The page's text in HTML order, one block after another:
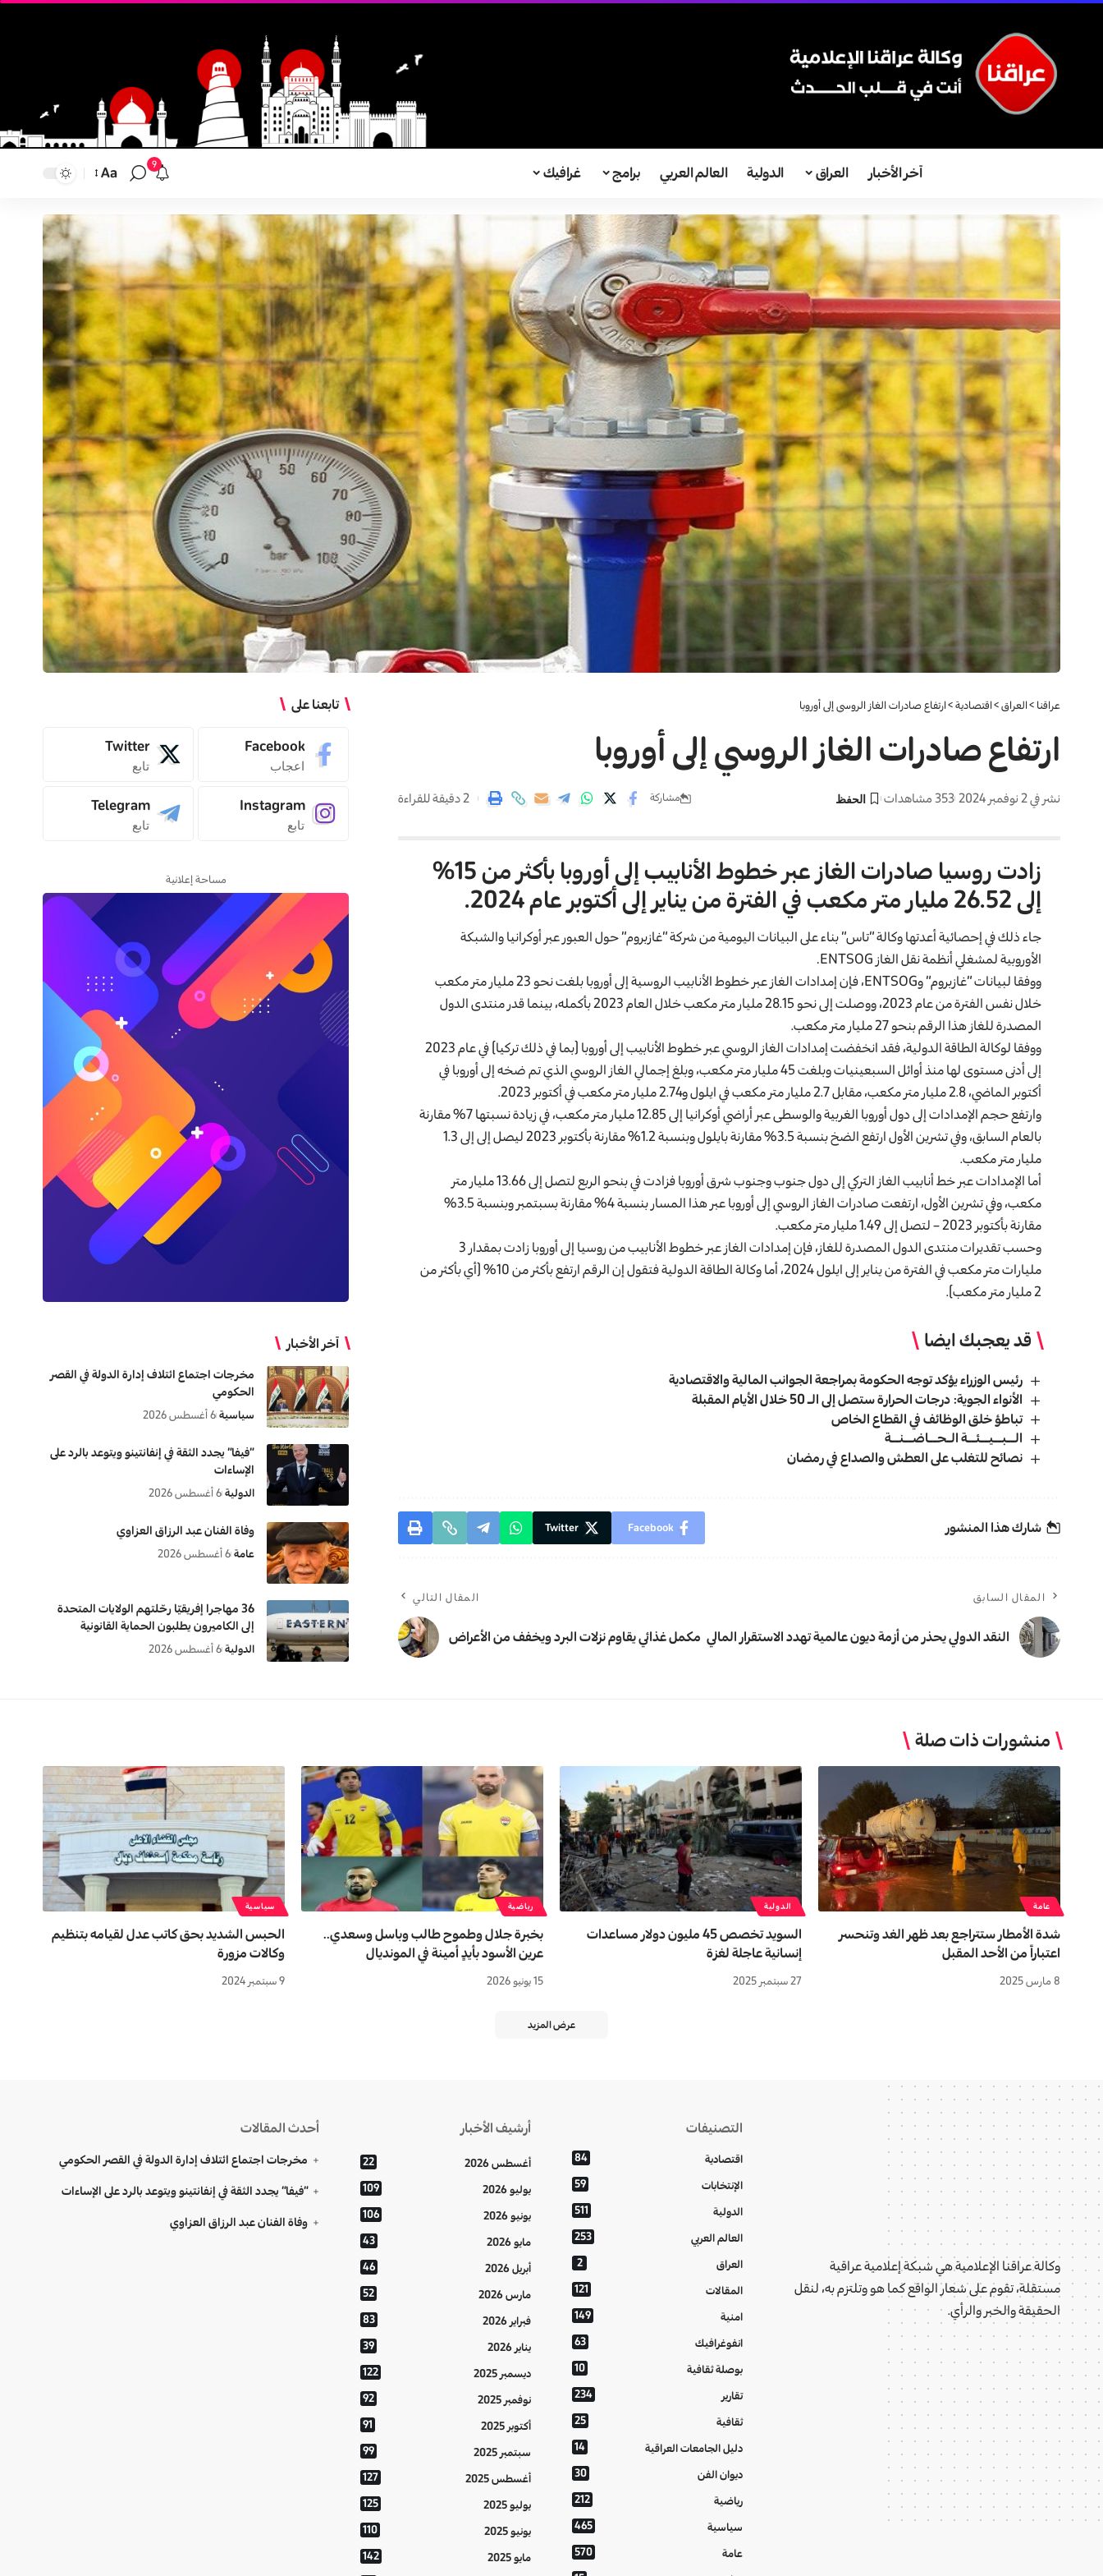
آخر الأخبار العراق الدولية العالم العربي برامج غرافيك 9
تغيير
Aa
عراقنا >العراق>اقتصادية>ارتفاع صادرات الغاز الروسي إلى أوروبا
ارتفاع صادرات الغاز الروسي إلى أوروبا
نشر في 2 نوفمبر 2024 353 مشاهدات مشاركة 2 دقيقة للقراءة
زادت روسيا صادرات الغاز عبر خطوط الأنابيب إلى أوروبا بأكثر من 15%
إلى 26.52 مليار متر مكعب في الفترة من يناير إلى أكتوبر عام 2024.
جاء ذلك في إحصائية أعدتها وكالة “تاس” بناء على البيانات اليومية من شركة “غازبروم” حول العبور عبر أوكرانيا والشبكة
الأوروبية لمشغلي أنظمة نقل الغاز ENTSOG.
ووفقا لبيانات “غازبروم” وENTSOG، فإن إمدادات الغاز عبر خطوط الأنابيب الروسية إلى أوروبا بلغت نحو 23 مليار متر مكعب
خلال نفس الفترة من عام 2023، ووصلت إلى نحو 28.15 مليار متر مكعب خلال العام 2023 بأكمله، بينما قدر منتدى الدول
المصدرة للغاز هذا الرقم بنحو 27 مليار متر مكعب.
ووفقا لوكالة الطاقة الدولية، فقد انخفضت إمدادات الغاز الروسي عبر خطوط الأنابيب إلى أوروبا (بما في ذلك تركيا) في عام 2023
إلى أدنى مستوى لها منذ أوائل السبعينيات وبلغت 45 مليار متر مكعب، وبلغ إجمالي الغاز الروسي الذي تم ضخه إلى أوروبا في
أكتوبر الماضي، 2.8 مليار متر مكعب، مقابل 2.7 مليار متر مكعب في ايلول و2.74 مليار متر مكعب في أكتوبر 2023.
وارتفع حجم الإمدادات إلى دول أوروبا الغربية والوسطى عبر أراضي أوكرانيا إلى 12.85 مليار متر مكعب، في زيادة نسبتها 7% مقارنة
بالعام السابق، وفي تشرين الأول ارتفع الضخ بنسبة 3.5% مقارنة بايلول وبنسبة 1.2% مقارنة بأكتوبر 2023 ليصل إلى إلى 1.3
مليار متر مكعب.
أما الإمدادات عبر خط أنابيب الغاز التركي إلى دول جنوب وجنوب شرق أوروبا فزادت في بنحو الربع لتصل إلى 13.66 مليار متر
مكعب، وفي تشرين الأول، ارتفعت صادرات الغاز الروسي إلى أوروبا عبر هذا المسار بنسبة 4% مقارنة بسبتمبر وبنسبة 3.5%
مقارنة بأكتوبر 2023 – لتصل إلى 1.49 مليار متر مكعب.
وحسب تقديرات منتدى الدول المصدرة للغاز، فإن إمدادات الغاز عبر خطوط الأنابيب من روسيا إلى أوروبا زادت بمقدار 3
مليارات متر مكعب في الفترة من يناير إلى ايلول 2024، أما وكالة الطاقة الدولية فتقول إن الرقم ارتفع بأكثر من 10% (أي بأكثر من
2 مليار متر مكعب).
قد يعجبك ايضا
رئيس الوزراء يؤكد توجه الحكومة بمراجعة الجوانب المالية والاقتصادية
الأنواء الجوية: درجات الحرارة ستصل إلى الـ 50 خلال الأيام المقبلة
تباطؤ خلق الوظائف في القطاع الخاص
الــبــيــئــة الـحــاضــنــة
نصائح للتغلب على العطش والصداع في رمضان
شارك هذا المنشور Facebook
Twitter
المقال السابق
النقد الدولي يحذر من أزمة ديون عالمية تهدد الاستقرار المالي
المقال التالي
مكمل غذائي يقاوم نزلات البرد ويخفف من الأعراض
تابعنا على
Facebook
اعجاب
Twitter
تابع
Instagram
تابع
Telegram
تابع
مساحة إعلانية
آخر الأخبار
مخرجات اجتماع ائتلاف إدارة الدولة في القصر
الحكومي
سياسية 6 أغسطس 2026
“فيفا” يجدد الثقة في إنفانتينو ويتوعد بالرد على
الإساءات
الدولية 6 أغسطس 2026
وفاة الفنان عبد الرزاق العزاوي
عامة 6 أغسطس 2026
36 مهاجرا إفريقيّا رحّلتهم الولايات المتحدة
إلى الكاميرون يطلبون الحماية القانونية
الدولية 6 أغسطس 2026
منشورات ذات صلة
عامة
شدة الأمطار ستتراجع بعد ظهر الغد وتنحسر
اعتباراً من الأحد المقبل
8 مارس 2025
الدولية
السويد تخصص 45 مليون دولار مساعدات
إنسانية عاجلة لغزة
27 سبتمبر 2025
رياضية
بخبرة جلال وطموح طالب وباسل وسعدي..
عرين الأسود بأيدٍ أمينة في المونديال
15 يونيو 2026
سياسية
الحبس الشديد بحق كاتب عدل لقيامه بتنظيم
وكالات مزورة
9 سبتمبر 2024
عرض المزيد
وكالة عراقنا الإعلامية هي شبكة إعلامية عراقية
مستقلة، تقوم على شعار الواقع كما هو وتلتزم به، لنقل
الحقيقة والخبر والرأي.
التصنيفات
اقتصادية 84
الإنتخابات 59
الدولية 511
العالم العربي 253
العراق 2
المقالات 121
امنية 149
انفوغرافيك 63
بوصلة ثقافية 10
تقارير 234
ثقافية 25
دليل الجامعات العراقية 14
ديوان الفن 30
رياضية 212
سياسية 465
عامة 570
أرشيف الأخبار
أغسطس 2026 22
يوليو 2026 109
يونيو 2026 106
مايو 2026 43
أبريل 2026 46
مارس 2026 52
فبراير 2026 83
يناير 2026 39
ديسمبر 2025 122
نوفمبر 2025 92
أكتوبر 2025 91
سبتمبر 2025 99
أغسطس 2025 127
يوليو 2025 125
يونيو 2025 110
مايو 2025 142
أحدث المقالات
مخرجات اجتماع ائتلاف إدارة الدولة في القصر الحكومي
“فيفا” يجدد الثقة في إنفانتينو ويتوعد بالرد على الإساءات
وفاة الفنان عبد الرزاق العزاوي